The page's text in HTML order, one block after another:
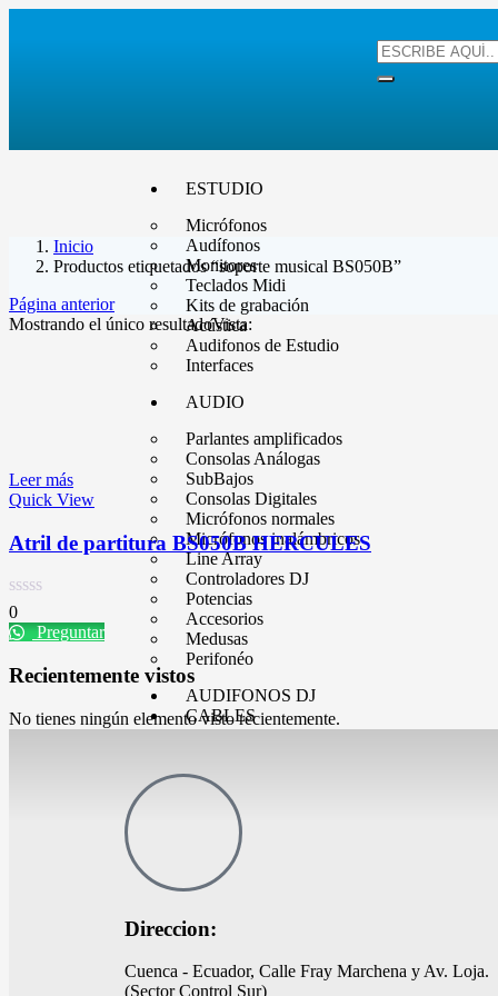
ESTUDIO
Micrófonos
Audífonos
Monitores
Teclados Midi
Kits de grabación
Acústica
Audifonos de Estudio
Interfaces
AUDIO
Parlantes amplificados
Consolas Análogas
SubBajos
Consolas Digitales
Micrófonos normales
Micrófonos inalámbricos
Line Array
Controladores DJ
Potencias
Accesorios
Medusas
Perifonéo
AUDIFONOS DJ
CABLES
MAQUINAS FX
Iluminación
Efectos Especiales
Accesorios
VIEJA GUARDIA
Tornamesas
Timecode
PEDESTALES
Inicio
Productos etiquetados “soporte musical BS050B”
Página anterior
Mostrando el único resultadoVista:
Leer más
Quick View
Atril de partitura BS050B HERCULES
0
Preguntar
Recientemente vistos
No tienes ningún elemento visto recientemente.
Direccion:
Cuenca - Ecuador, Calle Fray Marchena y Av. Loja.
(Sector Control Sur)